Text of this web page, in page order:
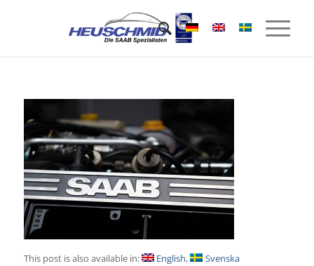
This post is also available in: English Svenska